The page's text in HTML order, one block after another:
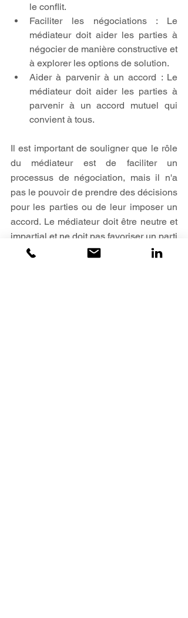
le conflit.
Faciliter les négociations : Le
médiateur doit aider les parties à
négocier de manière constructive et
à explorer les options de solution.
Aider à parvenir à un accord : Le
médiateur doit aider les parties à
parvenir à un accord mutuel qui
convient à tous.
Il est important de souligner que le rôle
du médiateur est de faciliter un
processus de négociation, mais il n'a
pas le pouvoir de prendre des décisions
pour les parties ou de leur imposer un
accord. Le médiateur doit être neutre et
impartial et ne doit pas favoriser un parti
par rapport à l'autre.